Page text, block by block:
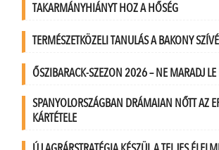
TAKARMÁNYHIÁNYT HOZ A HŐSÉG
TERMÉSZETKÖZELI TANULÁS A BAKONY
ŐSZIBARACK-SZEZON 2026 – NE MARADJ LE
SPANYOLORSZÁGBAN DRÁMAIAN NŐTT AZ
KÁRTÉTELE